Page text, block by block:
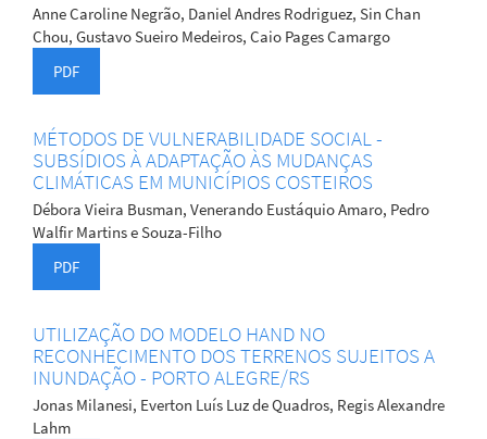
Anne Caroline Negrão, Daniel Andres Rodriguez, Sin Chan
Chou, Gustavo Sueiro Medeiros, Caio Pages Camargo
PDF
MÉTODOS DE VULNERABILIDADE SOCIAL -
SUBSÍDIOS À ADAPTAÇÃO ÀS MUDANÇAS
CLIMÁTICAS EM MUNICÍPIOS COSTEIROS
Débora Vieira Busman, Venerando Eustáquio Amaro, Pedro
Walfir Martins e Souza-Filho
PDF
UTILIZAÇÃO DO MODELO HAND NO
RECONHECIMENTO DOS TERRENOS SUJEITOS A
INUNDAÇÃO - PORTO ALEGRE/RS
Jonas Milanesi, Everton Luís Luz de Quadros, Regis Alexandre
Lahm